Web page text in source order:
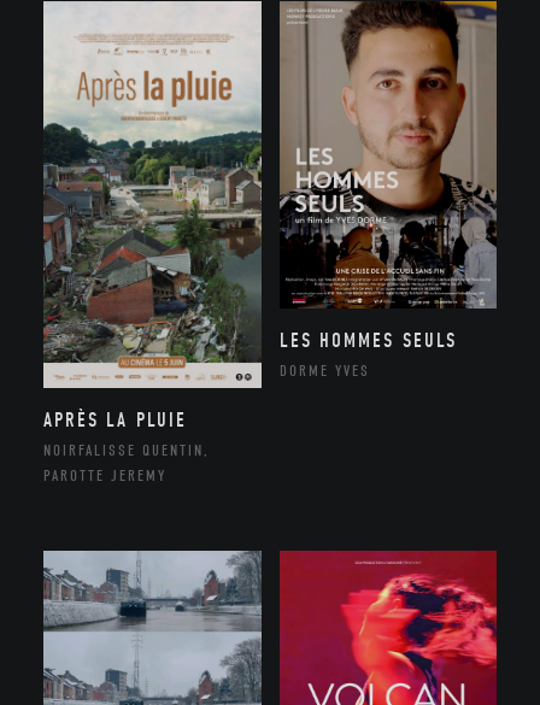
APRÈS LA PLUIE
NOIRFALISSE QUENTIN,
PAROTTE JEREMY
LES HOMMES SEULS
DORME YVES